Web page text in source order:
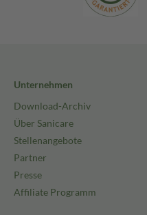
Unternehmen
Download-Archiv
Über Sanicare
Stellenangebote
Partner
Presse
Affiliate Programm